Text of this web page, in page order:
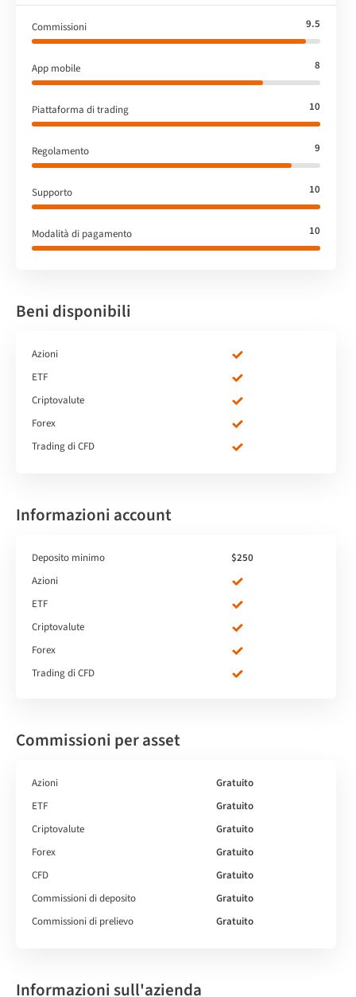
Commissioni 9.5
App mobile 8
Piattaforma di trading 10
Regolamento 9
Supporto 10
Modalità di pagamento 10
Beni disponibili
Azioni
ETF
Criptovalute
Forex
Trading di CFD
Informazioni account
Deposito minimo
$250
Azioni
ETF
Criptovalute
Forex
Trading di CFD
Commissioni per asset
Azioni
Gratuito
ETF
Gratuito
Criptovalute
Gratuito
Forex
Gratuito
CFD
Gratuito
Commissioni di deposito
Gratuito
Commissioni di prelievo
Gratuito
Informazioni sull'azienda